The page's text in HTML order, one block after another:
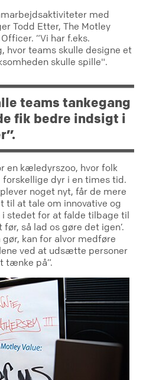
med
Todd Etter, The Motley
“Vi har f.eks.
hvor teams skulle designe et
skulle spille".
teams tankegang
fik bedre indsigt i
en kæledyrszoo, hvor folk
dyr i en times tid.
noget nyt, får de mere
til at tale om innovative og
stedet for at falde tilbage til
så lad os gøre det igen’.
kan for alvor medføre
ved at udsætte personer
tænke på”.